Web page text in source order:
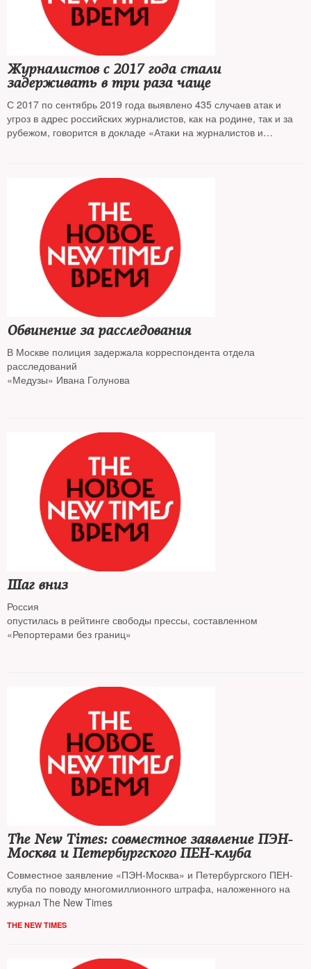
Журналистов с 2017 года стали
задерживать в три раза чаще
С 2017 по сентябрь 2019 года выявлено 435 случаев атак и
угроз в адрес российских журналистов, как на родине, так и за
рубежом, говорится в докладе «Атаки на журналистов и
Обвинение за расследования
В Москве полиция задержала корреспондента отдела
расследований
«Медузы» Ивана Голунова
Шаг вниз
Россия
опустилась в рейтинге свободы прессы, составленном
«Репортерами без границ»
The New Times: совместное заявление ПЭН-
Москва и Петербургского ПЕН-клуба
Совместное заявление «ПЭН-Москва» и Петербургского ПЕН-
клуба по поводу многомиллионного штрафа, наложенного на
журнал The New Times
THE NEW TIMES